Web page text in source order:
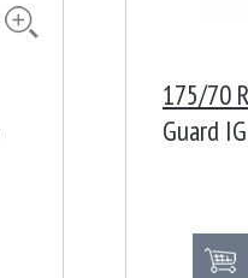
175/70
Guard